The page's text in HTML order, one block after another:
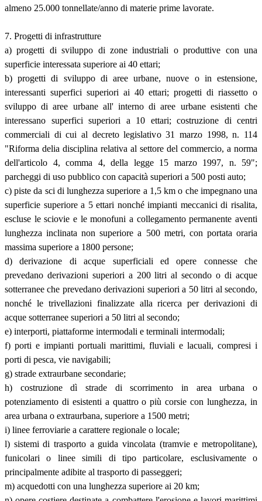
almeno 25.000 tonnellate/anno di materie prime lavorate.
7. Progetti di infrastrutture
a) progetti di sviluppo di zone industriali o produttive con una
superficie interessata superiore ai 40 ettari;
b) progetti di sviluppo di aree urbane, nuove o in estensione,
interessanti superfici superiori ai 40 ettari; progetti di riassetto o
sviluppo di aree urbane all' interno di aree urbane esistenti che
interessano superfici superiori a 10 ettari; costruzione di centri
commerciali di cui al decreto legislativo 31 marzo 1998, n. 114
"Riforma delia disciplina relativa al settore del commercio, a norma
dell'articolo 4, comma 4, della legge 15 marzo 1997, n. 59";
parcheggi di uso pubblico con capacità superiori a 500 posti auto;
c) piste da sci di lunghezza superiore a 1,5 km o che impegnano una
superficie superiore a 5 ettari nonché impianti meccanici di risalita,
escluse le sciovie e le monofuni a collegamento permanente aventi
lunghezza inclinata non superiore a 500 metri, con portata oraria
massima superiore a 1800 persone;
d) derivazione di acque superficiali ed opere connesse che
prevedano derivazioni superiori a 200 litri al secondo o di acque
sotterranee che prevedano derivazioni superiori a 50 litri al secondo,
nonché le trivellazioni finalizzate alla ricerca per derivazioni di
acque sotterranee superiori a 50 litri al secondo;
e) interporti, piattaforme intermodali e terminali intermodali;
f) porti e impianti portuali marittimi, fluviali e lacuali, compresi i
porti di pesca, vie navigabili;
g) strade extraurbane secondarie;
h) costruzione dì strade di scorrimento in area urbana o
potenziamento di esistenti a quattro o più corsie con lunghezza, in
area urbana o extraurbana, superiore a 1500 metri;
i) linee ferroviarie a carattere regionale o locale;
l) sistemi di trasporto a guida vincolata (tramvie e metropolitane),
funicolari o linee simili di tipo particolare, esclusivamente o
principalmente adibite al trasporto di passeggeri;
m) acquedotti con una lunghezza superiore ai 20 km;